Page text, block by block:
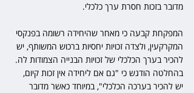
מדובר בזכות חסרת ערך כלכלי.
המפקחת קבעה כי מאחר שהיחידה רשומה בפנקסי
המקרקעין, ולצדה זכויות יחסיות ברכוש המשותף, יש
להכיר בערך הכלכלי של זכויות הבנייה הצמודות לה.
בהחלטה הודגש כי "גם אם ליחידה אין זכות קיום,
יש להכיר בערכה הכלכלי", במיוחד כאשר מדובר